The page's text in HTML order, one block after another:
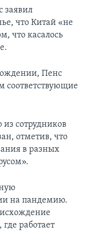
что Китай «не
что касалось
Пенс
соответствующие
сотрудников
отметив, что
в разных
на пандемию.
работает